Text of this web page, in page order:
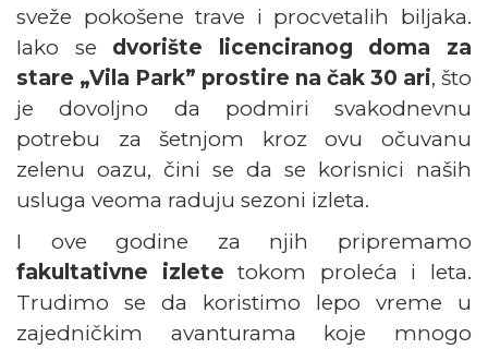
sveže pokošene trave i procvetalih biljaka.
Iako se dvorište licenciranog doma za
stare „Vila Park” prostire na čak 30 ari, što
je dovoljno da podmiri svakodnevnu
potrebu za šetnjom kroz ovu očuvanu
zelenu oazu, čini se da se korisnici naših
usluga veoma raduju sezoni izleta.
I ove godine za njih pripremamo
fakultativne izlete tokom proleća i leta.
Trudimo se da koristimo lepo vreme u
zajedničkim avanturama koje mnogo